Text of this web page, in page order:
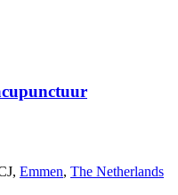
Emmen, The Netherlands